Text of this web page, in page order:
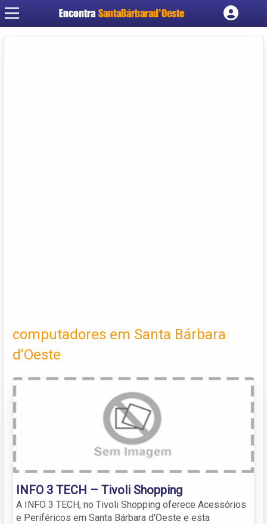
Encontra SantaBárbarad'Oeste
Cadastrar empresa
computadores em Santa Bárbara
d'Oeste
INFO 3 TECH – Tivoli Shopping
A INFO 3 TECH, no Tivoli Shopping oferece Acessórios
e Periféricos em Santa Bárbara d'Oeste e esta